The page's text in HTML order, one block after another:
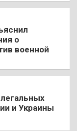
о
военной
и Украины